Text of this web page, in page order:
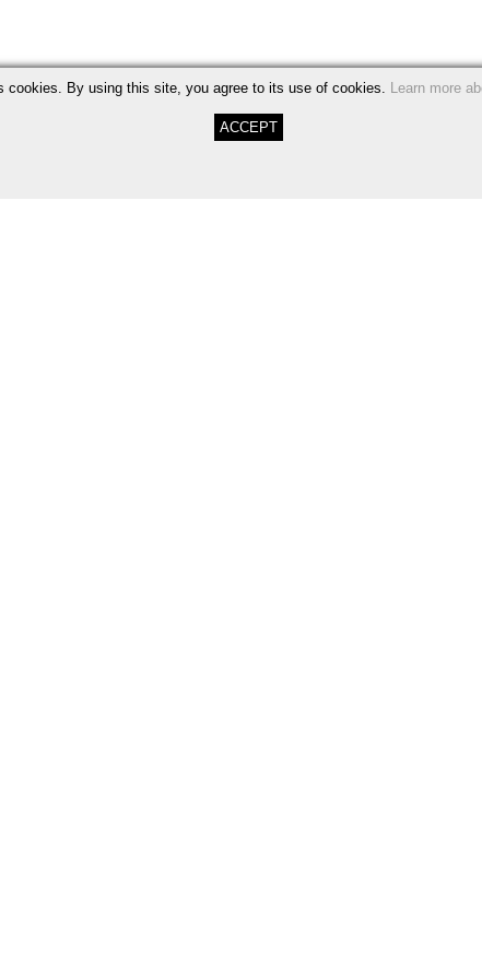
cookies. By using this site, you agree to its use of cookies. Learn more
ACCEPT